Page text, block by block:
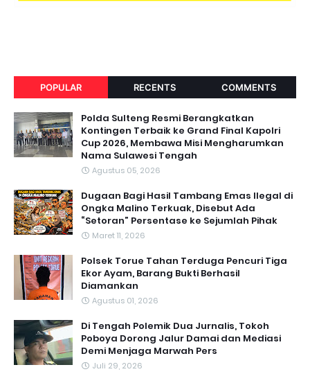
POPULAR RECENTS COMMENTS
Polda Sulteng Resmi Berangkatkan
Kontingen Terbaik ke Grand Final Kapolri
Cup 2026, Membawa Misi Mengharumkan
Nama Sulawesi Tengah
Agustus 05, 2026
Dugaan Bagi Hasil Tambang Emas Ilegal di
Ongka Malino Terkuak, Disebut Ada
“Setoran” Persentase ke Sejumlah Pihak
Maret 11, 2026
Polsek Torue Tahan Terduga Pencuri Tiga
Ekor Ayam, Barang Bukti Berhasil
Diamankan
Agustus 01, 2026
Di Tengah Polemik Dua Jurnalis, Tokoh
Poboya Dorong Jalur Damai dan Mediasi
Demi Menjaga Marwah Pers
Juli 29, 2026